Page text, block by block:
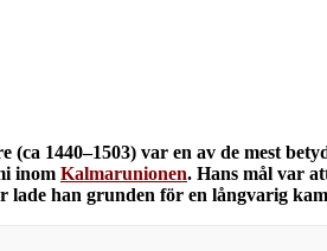
(ca 1440–1503) var en av de mest
inom Kalmarunionen. Hans mål var
lade han grunden för en långvarig